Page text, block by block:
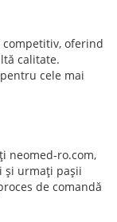
competitiv, oferind
calitate.
cele mai
neomed-ro.com,
și urmați pașii
de comandă